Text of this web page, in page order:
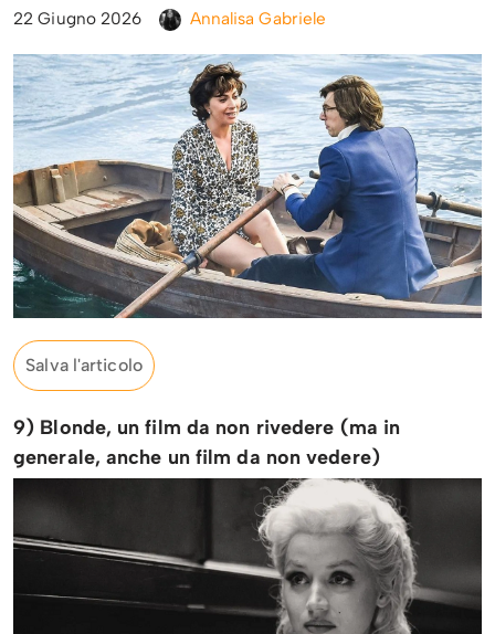
22 Giugno 2026 Annalisa Gabriele
Salva l'articolo
9) Blonde, un film da non rivedere (ma in
generale, anche un film da non vedere)